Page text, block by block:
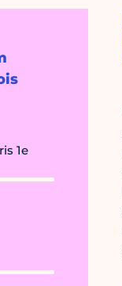
1e